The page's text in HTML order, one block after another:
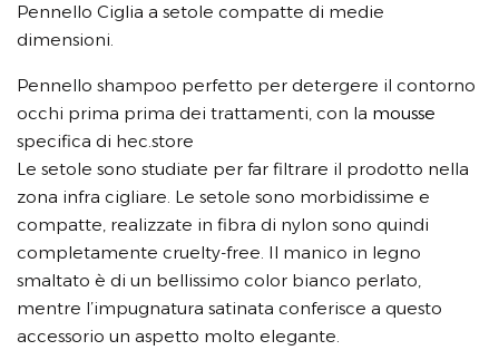
Pennello Ciglia a setole compatte di medie
dimensioni.
Pennello shampoo perfetto per detergere il contorno
occhi prima prima dei trattamenti, con la mousse
specifica di hec.store
Le setole sono studiate per far filtrare il prodotto nella
zona infra cigliare. Le setole sono morbidissime e
compatte, realizzate in fibra di nylon sono quindi
completamente cruelty-free. Il manico in legno
smaltato è di un bellissimo color bianco perlato,
mentre l’impugnatura satinata conferisce a questo
accessorio un aspetto molto elegante.